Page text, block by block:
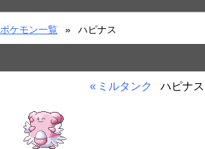
ポケモン一覧 ハピナス
ミルタンク ハピナス